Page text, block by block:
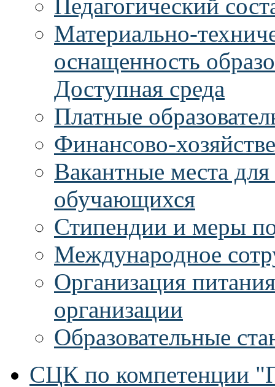
Педагогический
Материально-
оснащенность
Доступная среда
Платные
Финансово-
Вакантные места
обучающихся
Стипендии и меры
Международное
Организация
организации
Образовательные
СЦК по компетенции